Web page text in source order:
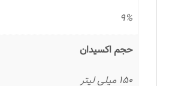
9%
حجم اکسیدان
150 میلی لیتر